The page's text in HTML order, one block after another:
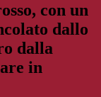
con un
dallo
dalla
in